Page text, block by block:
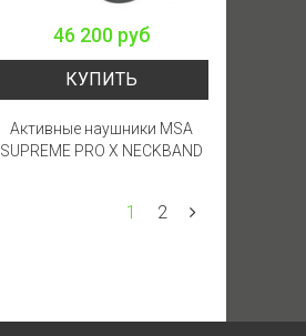
46 200 руб
КУПИТЬ
Активные наушники MSA
SUPREME PRO X NECKBAND
1 2